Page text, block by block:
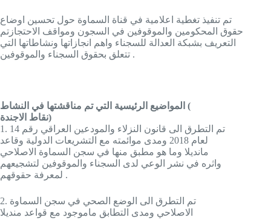
تم تنفيذ تغطية اعلامية في قناة السماوة حول تحسين اوضاع
حقوق المحكومين والموقوفين في السجون ومواقف الاحتجازتم
التعريف بشبكة العدالة للسجناء واهم انجازاتها ونشاطاتها التي
تتعلق بحقوق السجناء والموقوفين .
المواضيع الرئيسية التي تم مناقشتها في النشاط (
نقاط الاجندة)
1. تم التطرق الى قانون النزلاء والمودعين العراقي رقم 14
لعام 2018 ومدى موائمته مع التشريعات الدولية وقاعد
مانديلا وما هو مطبق منها في سجن السماوة الاصلاحي
واثره في نشر الوعي لدى السجناء والموقوفين لتشجيعهم
لمعرفة حقوقهم .
2. تم التطرق الى الوضع الصحي في سجن السماوة
الاصلاحي ومدى التطابق ماموجود مع قواعد منديلا